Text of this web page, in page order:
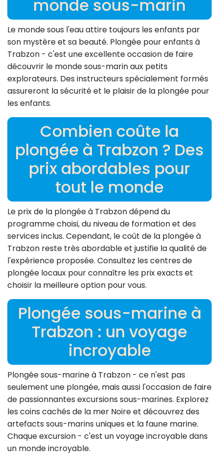
monde sous-marin
Le monde sous l'eau attire toujours les enfants par
son mystère et sa beauté. Plongée pour enfants à
Trabzon - c'est une excellente occasion de faire
découvrir le monde sous-marin aux petits
explorateurs. Des instructeurs spécialement formés
assureront la sécurité et le plaisir de la plongée pour
les enfants.
Combien coûte la
plongée à Trabzon ? Des
prix abordables pour
tout le monde
Le prix de la plongée à Trabzon dépend du
programme choisi, du niveau de formation et des
services inclus. Cependant, le coût de la plongée à
Trabzon reste très abordable et justifie la qualité de
l'expérience proposée. Consultez les centres de
plongée locaux pour connaître les prix exacts et
choisir la meilleure option pour vous.
Plongée sous-marine à
Trabzon : un voyage
incroyable
Plongée sous-marine à Trabzon - ce n'est pas
seulement une plongée, mais aussi l'occasion de faire
de passionnantes excursions sous-marines. Explorez
les coins cachés de la mer Noire et découvrez des
artefacts sous-marins uniques et la faune marine.
Chaque excursion - c'est un voyage incroyable dans
un monde incroyable.